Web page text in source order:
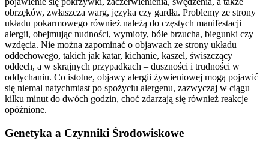
obrzęków, zwłaszcza warg, języka czy gardła. Problemy ze strony
układu pokarmowego również należą do częstych manifestacji
alergii, obejmując nudności, wymioty, bóle brzucha, biegunki czy
wzdęcia. Nie można zapominać o objawach ze strony układu
oddechowego, takich jak katar, kichanie, kaszel, świszczący
oddech, a w skrajnych przypadkach – duszności i trudności w
oddychaniu. Co istotne, objawy alergii żywieniowej mogą pojawić
się niemal natychmiast po spożyciu alergenu, zazwyczaj w ciągu
kilku minut do dwóch godzin, choć zdarzają się również reakcje
opóźnione.
Genetyka a Czynniki Środowiskowe